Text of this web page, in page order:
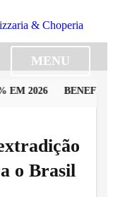
MENU
2026
o Brasil